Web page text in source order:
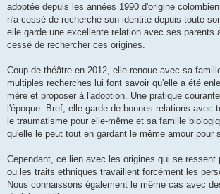
adoptée depuis les années 1990 d'origine
n'a cessé de recherché son identité depuis toute
elle garde une excellente relation avec ses parents
cessé de rechercher ces origines.
Coup de théâtre en 2012, elle renoue avec sa
multiples recherches lui font savoir qu'elle a été
mère et proposer à l'adoption. Une pratique
l'époque. Bref, elle garde de bonnes relations avec
le traumatisme pour elle-même et sa famille
qu'elle le peut tout en gardant le même amour pour
Cependant, ce lien avec les origines qui se ressent
ou les traits ethniques travaillent forcément les
Nous connaissons également le même cas avec